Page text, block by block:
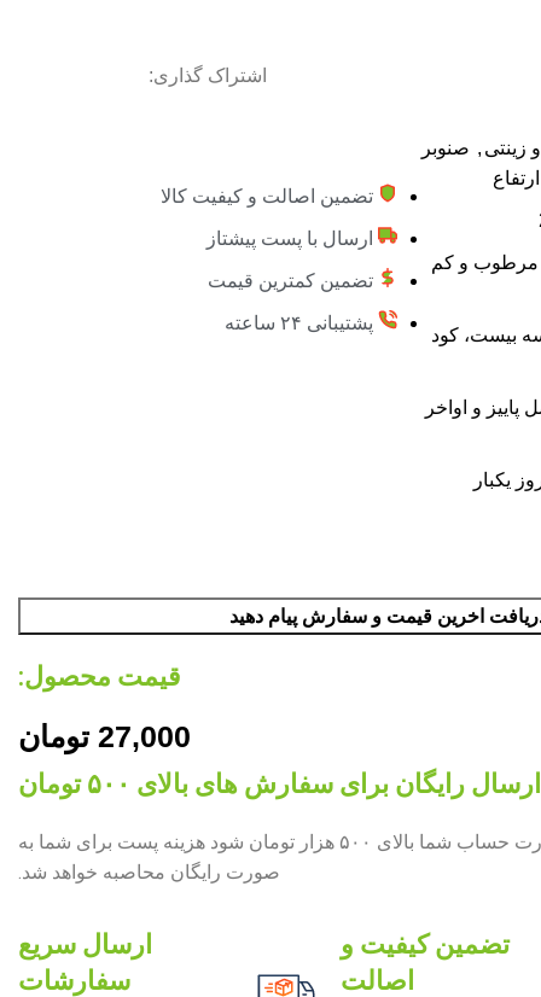
اشتراک گذاری:
زینتی , صنوبر
مرطوب و کم
بیست، کود
و اواخر
تضمین اصالت و کیفیت کالا
ارسال با پست پیشتاز
تضمین کمترین قیمت
پشتیبانی ۲۴ ساعته
اخرین قیمت و سفارش پیام دهید
قیمت محصول:​
27,000 تومان
ارسال رایگان برای سفارش های بالای ۵۰۰ تومان
چنان چه جمع صورت حساب شما بالای ۵۰۰ هزار تومان شود هزینه پست برای شما به
صورت رایگان محاصبه خواهد شد.
تضمین کیفیت و
اصالت
ارسال سریع
سفارشات